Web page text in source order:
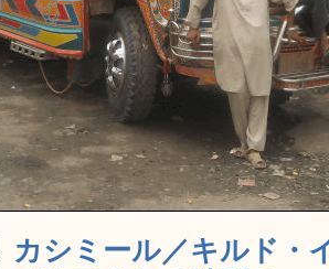
カシミール／キルド・